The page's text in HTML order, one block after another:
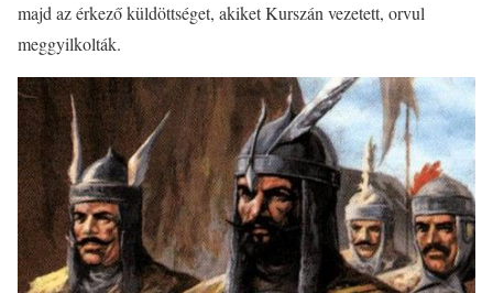
majd az érkező küldöttséget, akiket Kurszán vezetett, orvul
meggyilkolták.